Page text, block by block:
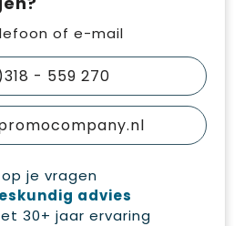
of e-mail
- 559 270
op je vragen
advies
30+ jaar ervaring